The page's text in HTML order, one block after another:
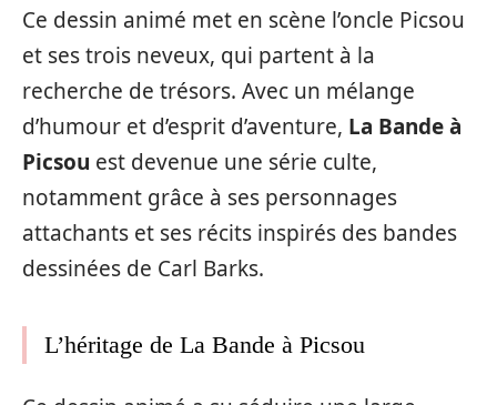
Ce dessin animé met en scène l’oncle Picsou
et ses trois neveux, qui partent à la
recherche de trésors. Avec un mélange
d’humour et d’esprit d’aventure, La Bande à
Picsou est devenue une série culte,
notamment grâce à ses personnages
attachants et ses récits inspirés des bandes
dessinées de Carl Barks.
L’héritage de La Bande à Picsou